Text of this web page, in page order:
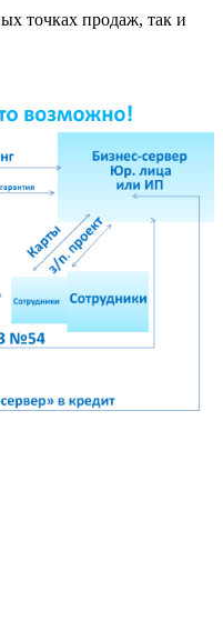
точках продаж, так и